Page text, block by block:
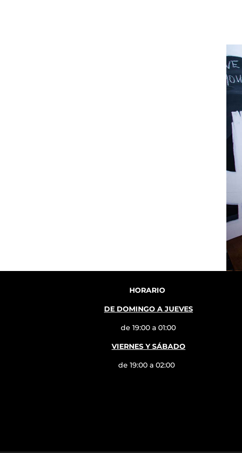
HORARIO
DE DOMINGO A JUEVES
de 19:00 a 01:00
VIERNES Y SÁBADO
de 19:00 a 02:00